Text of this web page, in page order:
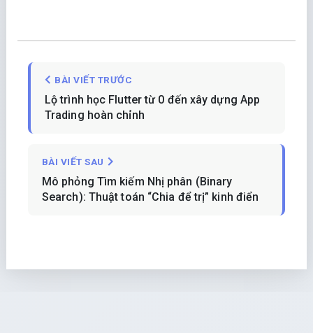
BÀI VIẾT TRƯỚC
Lộ trình học Flutter từ 0 đến xây dựng App
Trading hoàn chỉnh
BÀI VIẾT SAU
Mô phỏng Tìm kiếm Nhị phân (Binary
Search): Thuật toán “Chia để trị” kinh điển